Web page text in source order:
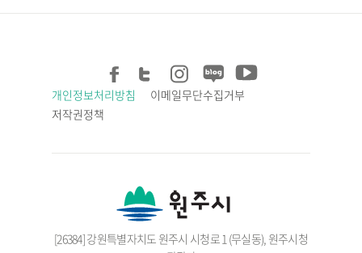
개인정보처리방침
이메일무단수집거부
저작권정책
[26384] 강원특별자치도 원주시 시청로 1 (무실동), 원주시청